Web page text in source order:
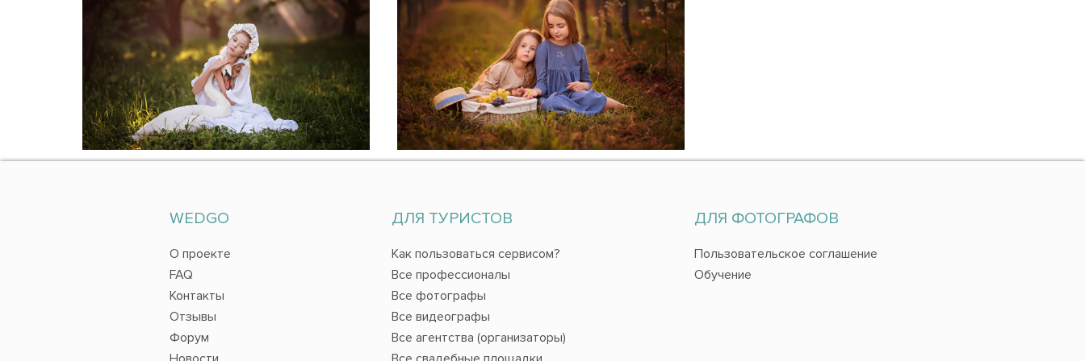
WEDGO
О проекте
FAQ
Контакты
Отзывы
Форум
ДЛЯ ТУРИСТОВ
Как пользоваться сервисом?
Все профессионалы
Все фотографы
Все видеографы
Все агентства (организаторы)
ДЛЯ ФОТОГРАФОВ
Пользовательское соглашение
Обучение